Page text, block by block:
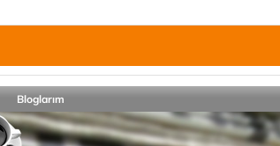
Bloglarım